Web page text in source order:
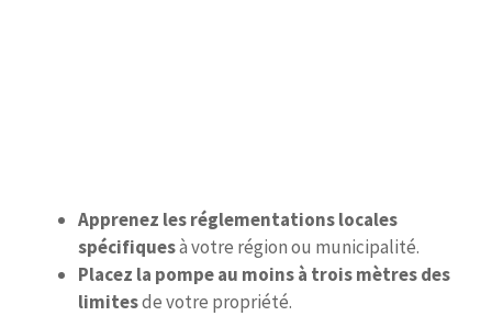
Apprenez les réglementations locales
spécifiquesà votre région ou municipalité.
Placez la pompe au moins à trois mètres des
limitesde votre propriété.